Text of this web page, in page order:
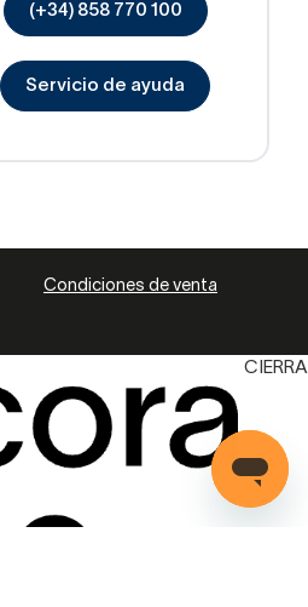
(+34) 858 770 100
Servicio de ayuda
Condiciones de venta
CIERRA